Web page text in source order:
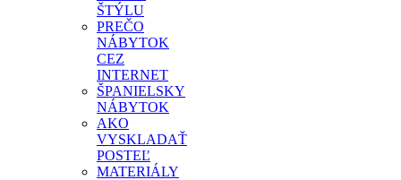
ŠTÝLU
PREČO
NÁBYTOK
CEZ
INTERNET
ŠPANIELSKY
NÁBYTOK
AKO
VYSKLADAŤ
POSTEĽ
MATERIÁLY